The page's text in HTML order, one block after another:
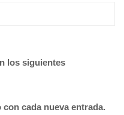
los siguientes
cada nueva entrada.